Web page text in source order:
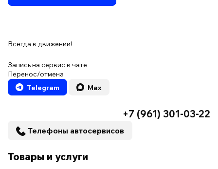
Всегда в движении!
Запись на сервис в чате
Перенос/отмена
Telegram
Max
+7 (961) 301-03-22
Телефоны автосервисов
Товары и услуги